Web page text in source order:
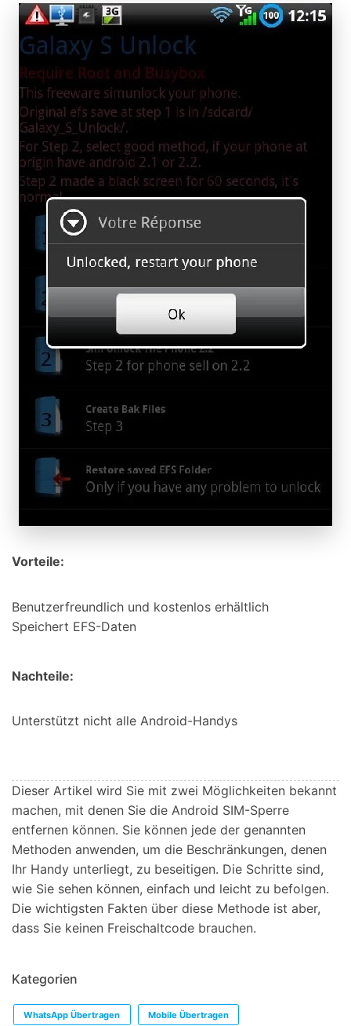
Vorteile:
Benutzerfreundlich und kostenlos erhältlich
Speichert EFS-Daten
Nachteile:
Unterstützt nicht alle Android-Handys
Dieser Artikel wird Sie mit zwei Möglichkeiten bekannt
machen, mit denen Sie die Android SIM-Sperre
entfernen können. Sie können jede der genannten
Methoden anwenden, um die Beschränkungen, denen
Ihr Handy unterliegt, zu beseitigen. Die Schritte sind,
wie Sie sehen können, einfach und leicht zu befolgen.
Die wichtigsten Fakten über diese Methode ist aber,
dass Sie keinen Freischaltcode brauchen.
Kategorien
WhatsApp Übertragen Mobile Übertragen